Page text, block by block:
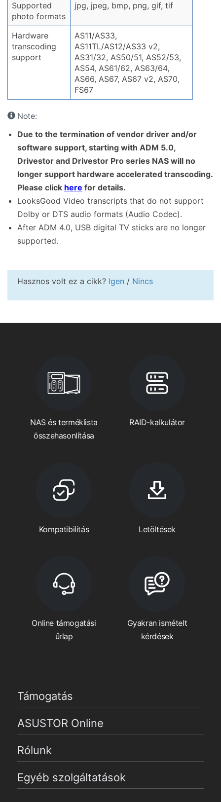
Supported
photo formats
jpg, jpeg, bmp, png, gif, tif
Hardware
transcoding
support
AS11/AS33,
AS11TL/AS12/AS33 v2,
AS31/32, AS50/51, AS52/53,
AS54, AS61/62, AS63/64,
AS66, AS67, AS67 v2, AS70,
FS67
Note:
Due to the termination of vendor driver and/or
software support, starting with ADM 5.0,
Drivestor and Drivestor Pro series NAS will no
longer support hardware accelerated transcoding.
Please click here for details.
LooksGood Video transcripts that do not support
Dolby or DTS audio formats (Audio Codec).
After ADM 4.0, USB digital TV sticks are no longer
supported.
Hasznos volt ez a cikk? Igen / Nincs
NAS és terméklista
összehasonlítása
RAID-kalkulátor
Kompatibilitás Letöltések
Online támogatási
űrlap
Gyakran ismételt
kérdések
Támogatás
ASUSTOR Online
Rólunk
Egyéb szolgáltatások